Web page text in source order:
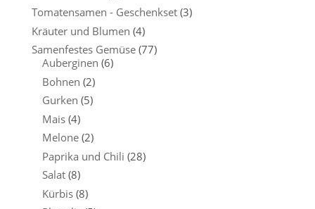
Tomatensamen - Geschenkset (3)
Kräuter und Blumen (4)
Samenfestes Gemüse (77)
Auberginen (6)
Bohnen (2)
Gurken (5)
Mais (4)
Melone (2)
Paprika und Chili (28)
Salat (8)
Kürbis (8)